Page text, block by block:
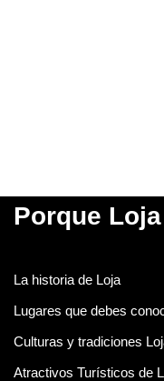
Porque Loja
La historia de Loja
Lugares que debes
Culturas y tradiciones
Atractivos Turísticos de